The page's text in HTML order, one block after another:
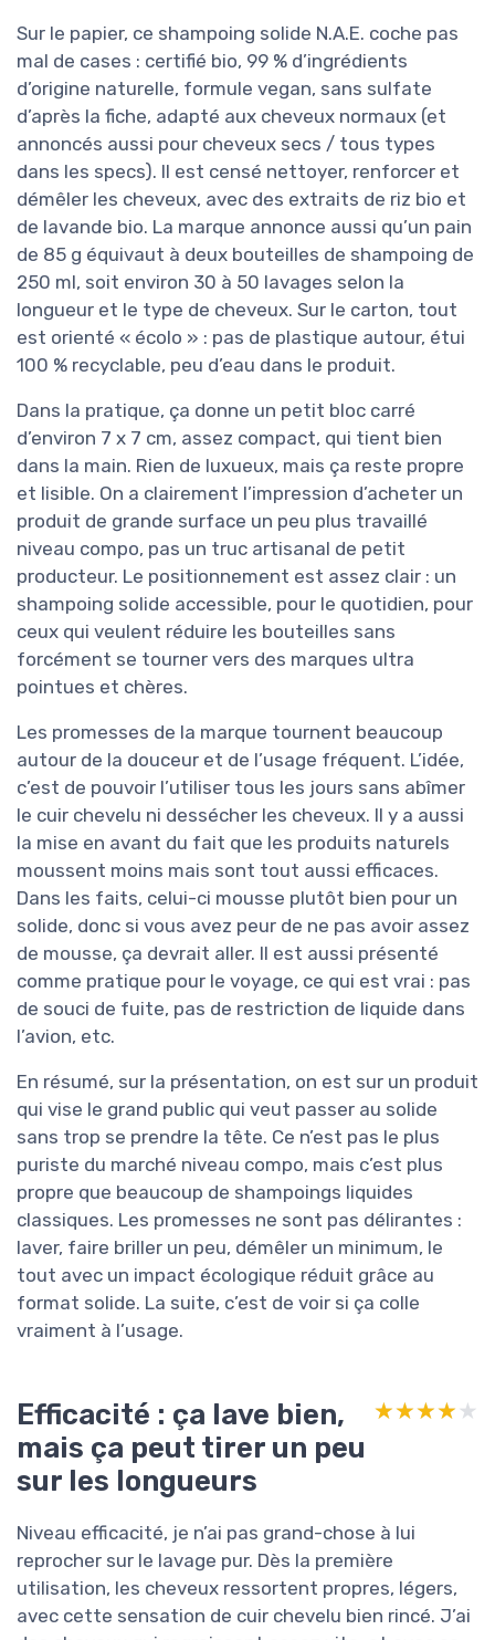
Sur le papier, ce shampoing solide N.A.E. coche pas
mal de cases : certifié bio, 99 % d’ingrédients
d’origine naturelle, formule vegan, sans sulfate
d’après la fiche, adapté aux cheveux normaux (et
annoncés aussi pour cheveux secs / tous types
dans les specs). Il est censé nettoyer, renforcer et
démêler les cheveux, avec des extraits de riz bio et
de lavande bio. La marque annonce aussi qu’un pain
de 85 g équivaut à deux bouteilles de shampoing de
250 ml, soit environ 30 à 50 lavages selon la
longueur et le type de cheveux. Sur le carton, tout
est orienté « écolo » : pas de plastique autour, étui
100 % recyclable, peu d’eau dans le produit.
Dans la pratique, ça donne un petit bloc carré
d’environ 7 x 7 cm, assez compact, qui tient bien
dans la main. Rien de luxueux, mais ça reste propre
et lisible. On a clairement l’impression d’acheter un
produit de grande surface un peu plus travaillé
niveau compo, pas un truc artisanal de petit
producteur. Le positionnement est assez clair : un
shampoing solide accessible, pour le quotidien, pour
ceux qui veulent réduire les bouteilles sans
forcément se tourner vers des marques ultra
pointues et chères.
Les promesses de la marque tournent beaucoup
autour de la douceur et de l’usage fréquent. L’idée,
c’est de pouvoir l’utiliser tous les jours sans abîmer
le cuir chevelu ni dessécher les cheveux. Il y a aussi
la mise en avant du fait que les produits naturels
moussent moins mais sont tout aussi efficaces.
Dans les faits, celui-ci mousse plutôt bien pour un
solide, donc si vous avez peur de ne pas avoir assez
de mousse, ça devrait aller. Il est aussi présenté
comme pratique pour le voyage, ce qui est vrai : pas
de souci de fuite, pas de restriction de liquide dans
l’avion, etc.
En résumé, sur la présentation, on est sur un produit
qui vise le grand public qui veut passer au solide
sans trop se prendre la tête. Ce n’est pas le plus
puriste du marché niveau compo, mais c’est plus
propre que beaucoup de shampoings liquides
classiques. Les promesses ne sont pas délirantes :
laver, faire briller un peu, démêler un minimum, le
tout avec un impact écologique réduit grâce au
format solide. La suite, c’est de voir si ça colle
vraiment à l’usage.
Efficacité : ça lave bien,
mais ça peut tirer un peu
sur les longueurs
★★★★★
★★★★★
Niveau efficacité, je n’ai pas grand-chose à lui
reprocher sur le lavage pur. Dès la première
utilisation, les cheveux ressortent propres, légers,
avec cette sensation de cuir chevelu bien rincé. J’ai